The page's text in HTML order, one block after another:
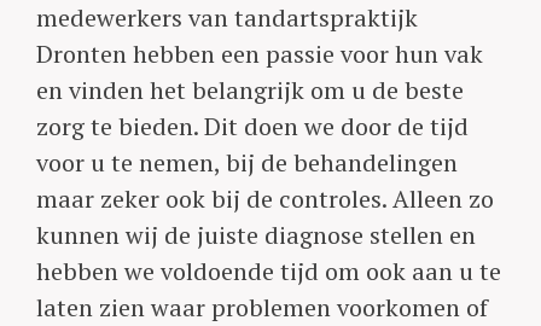
medewerkers van tandartspraktijk
Dronten hebben een passie voor hun vak
en vinden het belangrijk om u de beste
zorg te bieden. Dit doen we door de tijd
voor u te nemen, bij de behandelingen
maar zeker ook bij de controles. Alleen zo
kunnen wij de juiste diagnose stellen en
hebben we voldoende tijd om ook aan u te
laten zien waar problemen voorkomen of